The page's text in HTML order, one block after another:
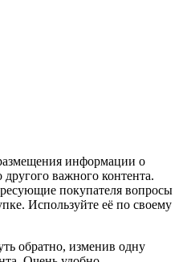
информации о
важного контента.
покупателя вопросы
Используйте её по своему
обратно, изменив одну